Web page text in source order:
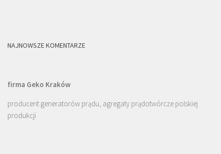
NAJNOWSZE KOMENTARZE
firma Geko Kraków
producent generatorów prądu, agregaty prądotwórcze polskiej
produkcji